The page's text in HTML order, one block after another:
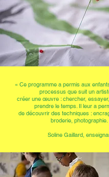
« Ce programme a permis aux
processus que suit un
créer une œuvre : chercher,
prendre le temps. Il leur a
de découvrir des techniques :
broderie, photographie.
Soline Gaillard,